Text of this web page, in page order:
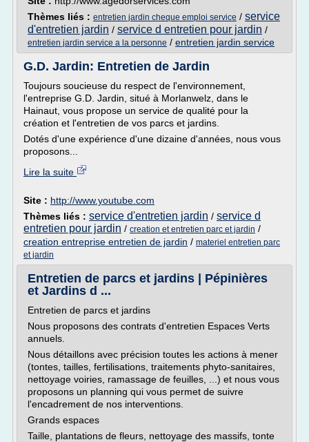
Thèmes liés : entretien jardin cheque emploi service / service
d'entretien jardin / service d entretien pour jardin /
entretien jardin service a la personne / entretien jardin service
G.D. Jardin: Entretien de Jardin
Toujours soucieuse du respect de l'environnement,
l'entreprise G.D. Jardin, situé à Morlanwelz, dans le
Hainaut, vous propose un service de qualité pour la
création et l'entretien de vos parcs et jardins.
Dotés d'une expérience d'une dizaine d'années, nous vous
proposons...
Lire la suite
Site : http://www.youtube.com
Thèmes liés : service d'entretien jardin / service d
entretien pour jardin / creation et entretien parc et jardin /
creation entreprise entretien de jardin / materiel entretien parc
et jardin
Entretien de parcs et jardins | Pépinières
et Jardins d ...
Entretien de parcs et jardins
Nous proposons des contrats d'entretien Espaces Verts
annuels.
Nous détaillons avec précision toutes les actions à mener
(tontes, tailles, fertilisations, traitements phyto-sanitaires,
nettoyage voiries, ramassage de feuilles, ...) et nous vous
proposons un planning qui vous permet de suivre
l'encadrement de nos interventions.
Grands espaces
Taille, plantations de fleurs, nettoyage des massifs, tonte